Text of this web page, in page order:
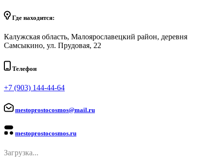
Где находится:
Калужская область, Малоярославецкий район, деревня
Самсыкино, ул. Прудовая, 22
Телефон
+7 (903) 144-44-64
mestoprostocosmos@mail.ru
mestoprostocosmos.ru
Загрузка...